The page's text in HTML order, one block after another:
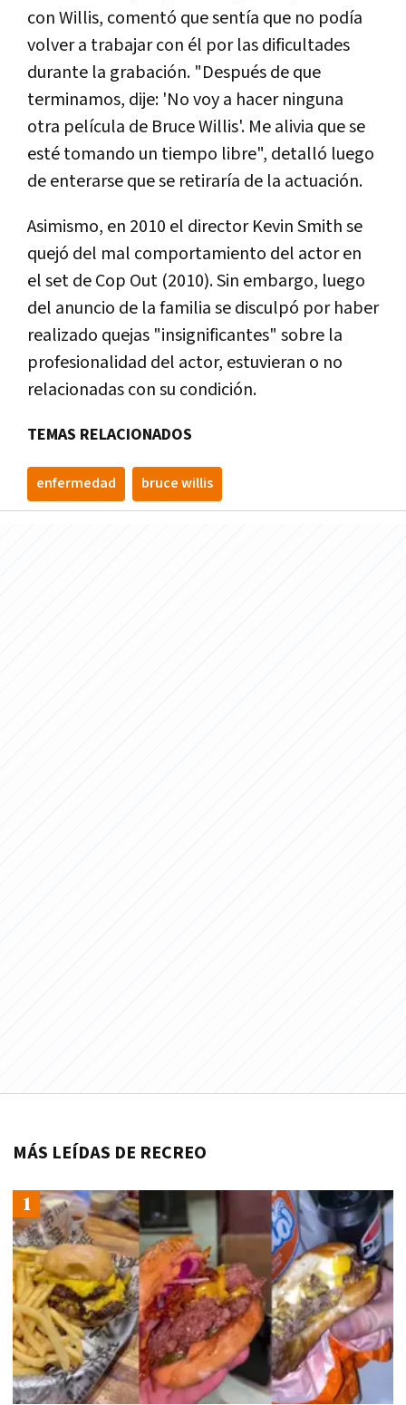
con Willis, comentó que sentía que no podía
volver a trabajar con él por las dificultades
durante la grabación. "Después de que
terminamos, dije: 'No voy a hacer ninguna
otra película de Bruce Willis'. Me alivia que se
esté tomando un tiempo libre", detalló luego
de enterarse que se retiraría de la actuación.
Asimismo, en 2010 el director Kevin Smith se
quejó del mal comportamiento del actor en
el set de Cop Out (2010). Sin embargo, luego
del anuncio de la familia se disculpó por haber
realizado quejas "insignificantes" sobre la
profesionalidad del actor, estuvieran o no
relacionadas con su condición.
TEMAS RELACIONADOS
enfermedad bruce willis
MÁS LEÍDAS DE RECREO